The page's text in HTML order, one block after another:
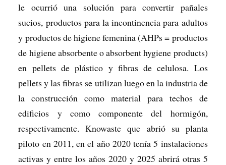
le ocurrió una solución para convertir pañales
sucios, productos para la incontinencia para adultos
y productos de higiene femenina (AHPs = productos
de higiene absorbente o absorbent hygiene products)
en pellets de plástico y fibras de celulosa. Los
pellets y las fibras se utilizan luego en la industria de
la construcción como material para techos de
edificios y como componente del hormigón,
respectivamente. Knowaste que abrió su planta
piloto en 2011, en el año 2020 tenía 5 instalaciones
activas y entre los años 2020 y 2025 abrirá otras 5